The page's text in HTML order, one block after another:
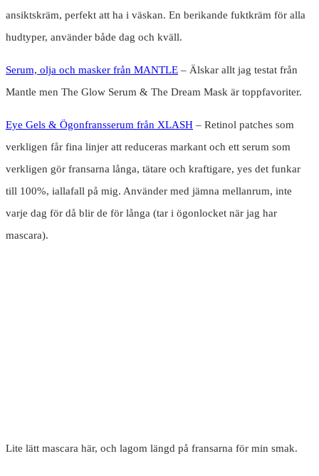
ansiktskräm, perfekt att ha i väskan. En berikande fuktkräm för alla
hudtyper, använder både dag och kväll.
Serum, olja och masker från MANTLE – Älskar allt jag testat från
Mantle men The Glow Serum & The Dream Mask är toppfavoriter.
Eye Gels & Ögonfransserum från XLASH – Retinol patches som
verkligen får fina linjer att reduceras markant och ett serum som
verkligen gör fransarna långa, tätare och kraftigare, yes det funkar
till 100%, iallafall på mig. Använder med jämna mellanrum, inte
varje dag för då blir de för långa (tar i ögonlocket när jag har
mascara).
Lite lätt mascara här, och lagom längd på fransarna för min smak.